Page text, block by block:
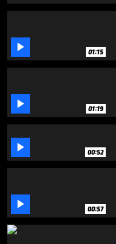
 01:15
 01:19
 00:52
 00:57